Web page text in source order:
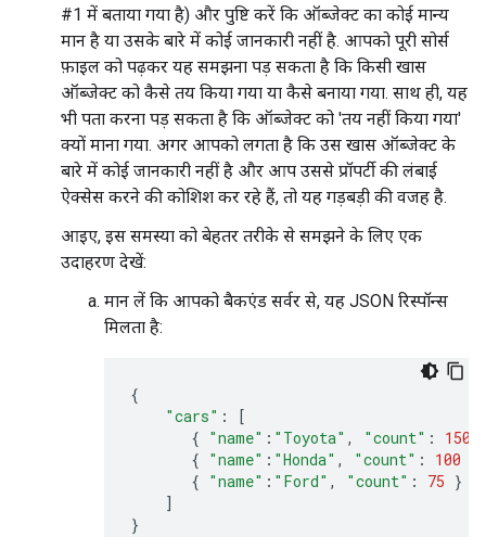
#1 में बताया गया है) और पुष्टि करें कि ऑब्जेक्ट का कोई मान्य
मान है या उसके बारे में कोई जानकारी नहीं है. आपको पूरी सोर्स
फ़ाइल को पढ़कर यह समझना पड़ सकता है कि किसी खास
ऑब्जेक्ट को कैसे तय किया गया या कैसे बनाया गया. साथ ही, यह
भी पता करना पड़ सकता है कि ऑब्जेक्ट को 'तय नहीं किया गया'
क्यों माना गया. अगर आपको लगता है कि उस खास ऑब्जेक्ट के
बारे में कोई जानकारी नहीं है और आप उससे प्रॉपर्टी की लंबाई
ऐक्सेस करने की कोशिश कर रहे हैं, तो यह गड़बड़ी की वजह है.
आइए, इस समस्या को बेहतर तरीके से समझने के लिए एक
उदाहरण देखें:
मान लें कि आपको बैकएंड सर्वर से, यह JSON रिस्पॉन्स
मिलता है:
{
"cars" :
[
{ "name" : "Toyota" , "count" : 150
{ "name" : "Honda" , "count" : 100
{ "name" : "Ford" , "count" : 75 }
]
}